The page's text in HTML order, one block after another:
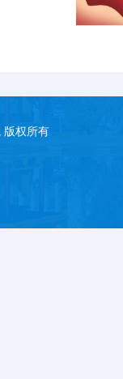
版权所有